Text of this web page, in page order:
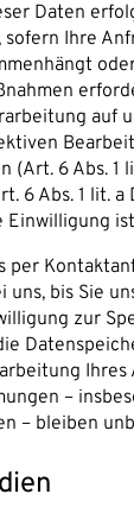
Daten
sofern Ihre
auf
(Art. 6 Abs. 1
6 Abs. 1 lit. a
Einwilligung
per
bis Sie
zur
Ihres
–
– bleiben